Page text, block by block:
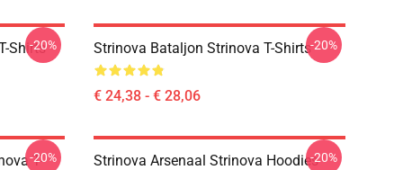
Shirts
-20% Strinova Bataljon Strinova T-Shirts
€ 24,38 - € 28,06
-20%
T-
-20% Strinova Arsenaal Strinova Hoodies-20%